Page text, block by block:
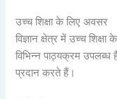
उच्च शिक्षा के लिए अवसर
विज्ञान क्षेत्र में उच्च
विभिन्न पाठ्यक्रम
प्रदान करते हैं।